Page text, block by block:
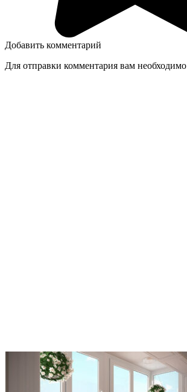
Добавить комментарий
Для отправки комментария вам необходимо